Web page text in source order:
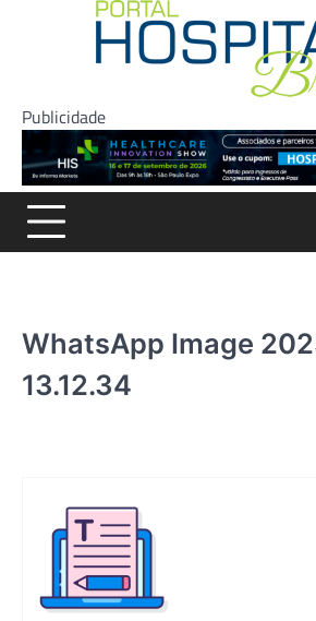
Publicidade
WhatsApp Image
13.12.34